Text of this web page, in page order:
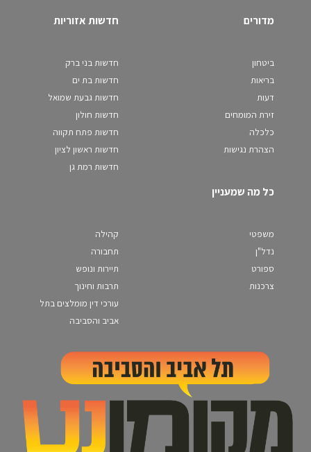
מדורים
ביטחון
בריאות
דעות
זירת המומחים
כלכלה
הצהרת נגישות
חדשות אזוריות
חדשות בני ברק
חדשות בת ים
חדשות גבעת שמואל
חדשות חולון
חדשות פתח תקווה
חדשות ראשון לציון
חדשות רמת גן
כל מה שמעניין
משפטי
נדל"ן
ספורט
צרכנות
קהילה
תחבורה
תיירות ונופש
תרבות וחינוך
עורכי דין מומלצים בתל
אביב והסביבה